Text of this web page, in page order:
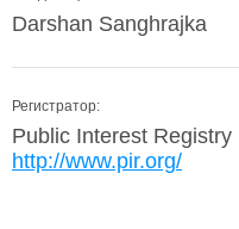
Darshan Sanghrajka
Регистратор:
Public Interest Registry
http://www.pir.org/